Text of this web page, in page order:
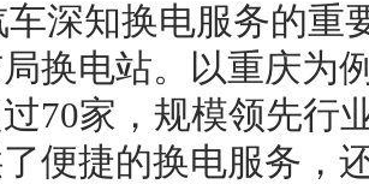
车深知换电服务的重
换电站。以重庆为
70家，规模领先行
便捷的换电服务，